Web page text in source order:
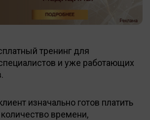
тренинг для
и уже работающих
изначально готов платить
количество времени,